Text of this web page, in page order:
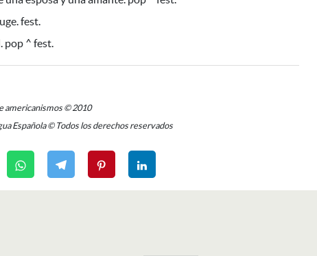
fest.
pop ^ fest.
americanismos © 2010
Española © Todos los derechos reservados